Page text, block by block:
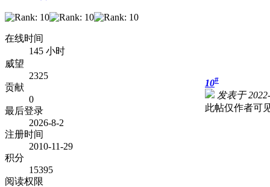
在线时间
145 小时
威望
2325
贡献
0
最后登录
2026-8-2
注册时间
2010-11-29
积分
15395
阅读权限
10#
发表于
此帖仅作者可